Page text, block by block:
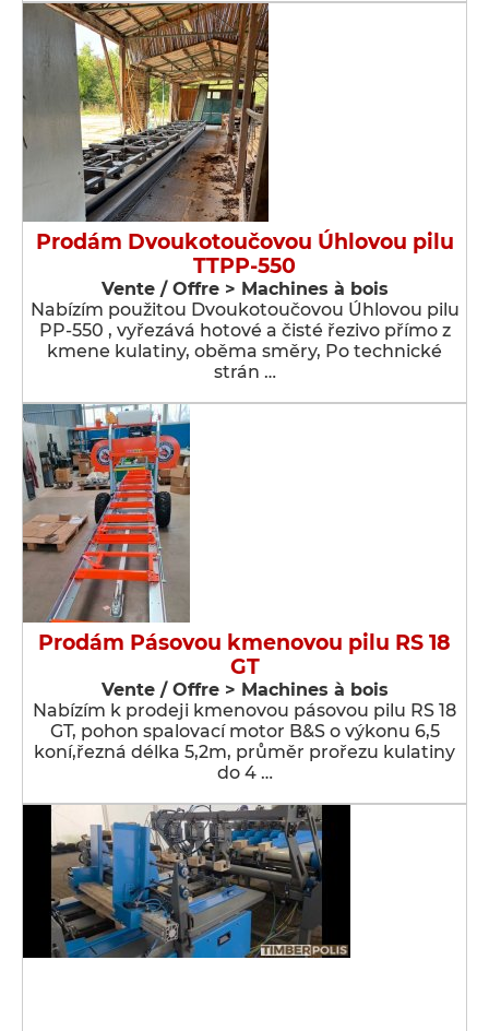
Prodám Dvoukotoučovou Úhlovou pilu
TTPP-550
Vente / Offre > Machines à bois
Nabízím použitou Dvoukotoučovou Úhlovou pilu
PP-550 , vyřezává hotové a čisté řezivo přímo z
kmene kulatiny, oběma směry, Po technické
strán …
Prodám Pásovou kmenovou pilu RS 18
GT
Vente / Offre > Machines à bois
Nabízím k prodeji kmenovou pásovou pilu RS 18
GT, pohon spalovací motor B&S o výkonu 6,5
koní,řezná délka 5,2m, průměr prořezu kulatiny
do 4 …